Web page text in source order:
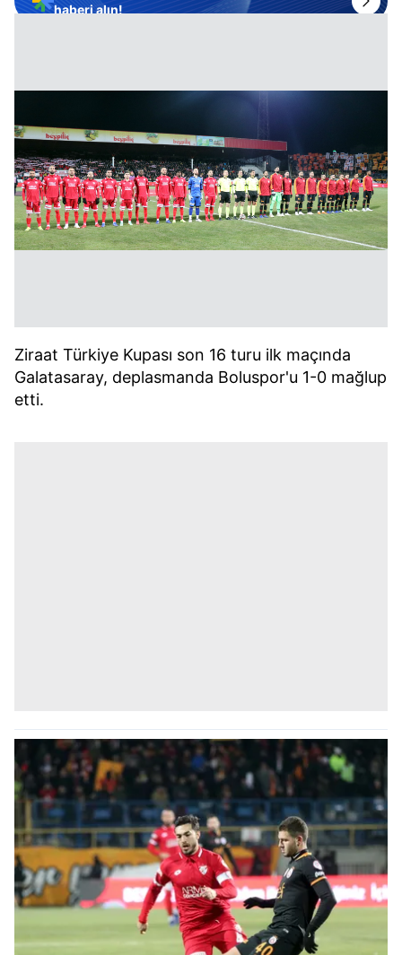
haberi alın!
Ziraat Türkiye Kupası son 16 turu ilk maçında
Galatasaray, deplasmanda Boluspor'u 1-0 mağlup
etti.